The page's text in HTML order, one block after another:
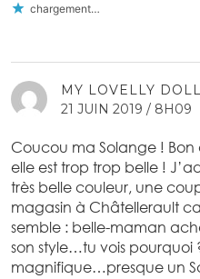
chargement…
MY LOVELLY
21 JUIN 2019 / 8H09
Coucou ma Solange ! Bon
elle est trop trop belle !
très belle couleur, une
magasin à Châtellerault
semble : belle-maman
son style…tu vois pourquoi
magnifique…presque un